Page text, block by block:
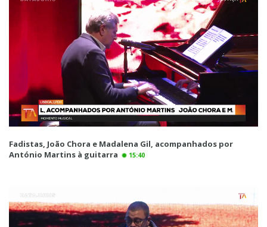
Fadistas, João Chora e Madalena Gil, acompanhados por
António Martins à guitarra
15:40